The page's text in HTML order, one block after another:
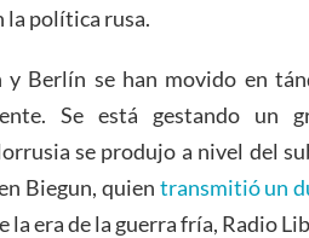
la política rusa.
y Berlín se han movido en
Se está gestando un
se produjo a nivel del
Biegun, quien transmitió un
la era de la guerra fría, Radio